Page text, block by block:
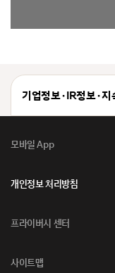
기업정보 · IR정보 ·
모바일 App
개인정보 처리방침
프라이버시 센터
사이트맵